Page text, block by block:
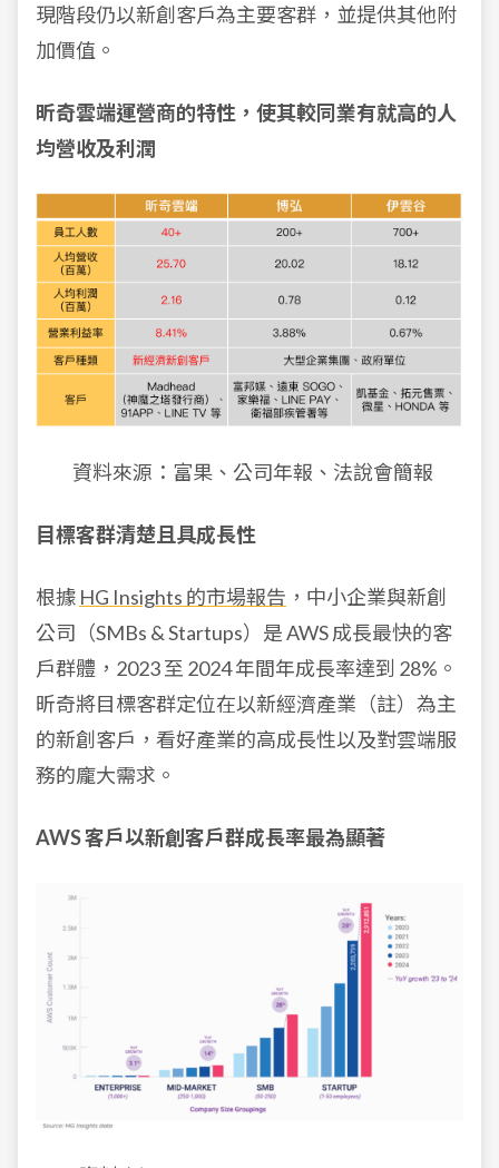
現階段仍以新創客戶為主要客群，並提供其他附
加價值。
昕奇雲端運營商的特性，使其較同業有就高的人
均營收及利潤
資料來源：富果、公司年報、法說會簡報
目標客群清楚且具成長性
根據 HG Insights 的市場報告 ，中小企業與新創
公司（SMBs & Startups）是 AWS 成長最快的客
戶群體，2023 至 2024 年間年成長率達到 28%。
昕奇將目標客群定位在以新經濟產業（註）為主
的新創客戶，看好產業的高成長性以及對雲端服
務的龐大需求。
AWS 客戶以新創客戶群成長率最為顯著